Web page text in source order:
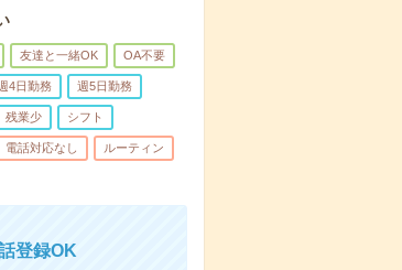
友達と一緒OK OA不要
4日勤務 週5日勤務
残業少 シフト
電話対応なし ルーティン
登録OK